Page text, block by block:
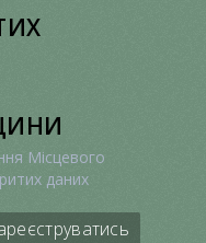
Місцевого
даних